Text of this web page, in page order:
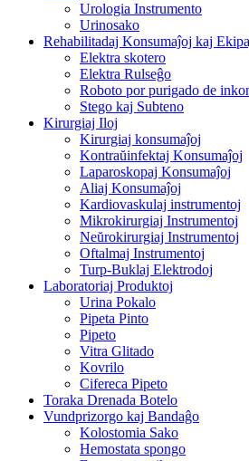
Urologia Instrumento
Urinosako
Rehabilitadaj Konsumaĵoj kaj
Elektra skotero
Elektra Rulseĝo
Roboto por purigado de
Stego kaj Subteno
Kirurgiaj Iloj
Kirurgiaj konsumaĵoj
Kontraŭinfektaj Konsumaĵoj
Laparoskopaj Konsumaĵoj
Aliaj Konsumaĵoj
Kardiovaskulaj instrumentoj
Mikrokirurgiaj Instrumentoj
Neŭrokirurgiaj Instrumentoj
Oftalmaj Instrumentoj
Turp-Buklaj Elektrodoj
Laboratoriaj Produktoj
Urina Pokalo
Pipeta Pinto
Pipeto
Vitra Glitado
Kovrilo
Cifereca Pipeto
Toraka Drenada Botelo
Vundprizorgo kaj Bandaĝo
Kolostomia Sako
Hemostata spongo